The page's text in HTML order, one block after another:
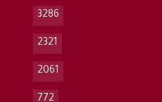
3286
2321
2061
772